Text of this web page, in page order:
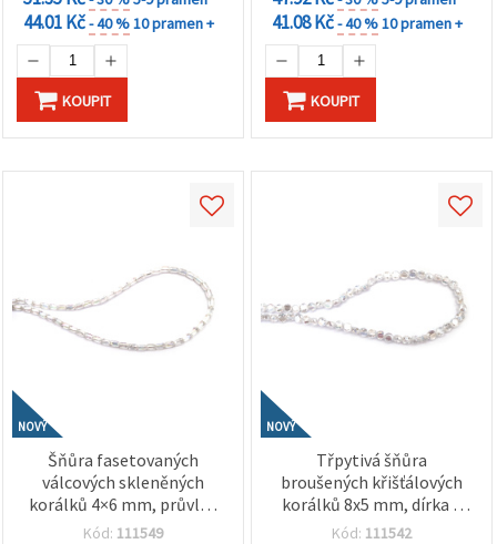
44.01 Kč- 40 %10 pramen +
KOUPIT
41.08 Kč- 40 %10 pramen +
KOUPIT
NOVÝ
Šňůra fasetovaných
válcových skleněných
korálků 4×6 mm, průvlek
1 mm – transparentní bílá
Kód: 111549
NOVÝ
Třpytivá šňůra
broušených křišťálových
korálků 8x5 mm, dírka 1
mm – elegantní
Kód: 111542